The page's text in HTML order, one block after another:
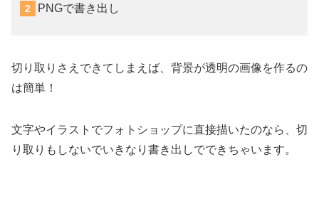
PNGで書き出し
切り取りさえできてしまえば、背景が透明の画像を作るの
は簡単！
文字やイラストでフォトショップに直接描いたのなら、切
り取りもしないでいきなり書き出しでできちゃいます。